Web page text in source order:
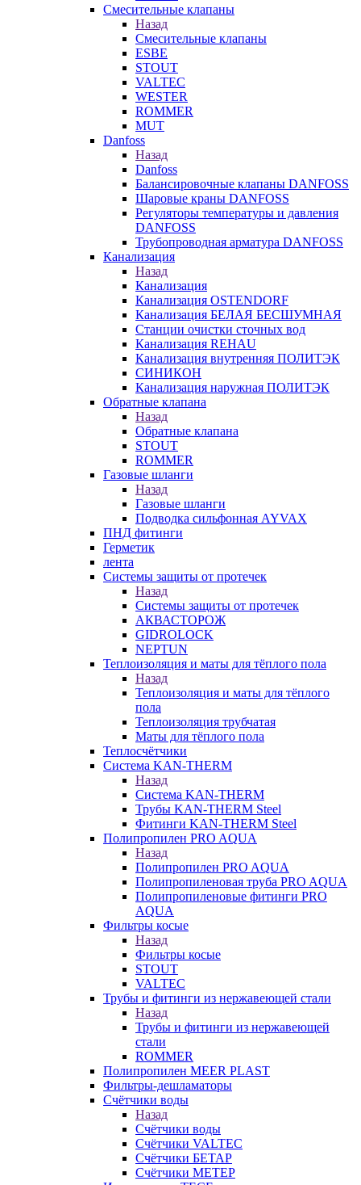
Смесительные клапаны
Назад
Смесительные клапаны
ESBE
STOUT
VALTEC
WESTER
ROMMER
MUT
Danfoss
Назад
Danfoss
Балансировочные клапаны DANFOSS
Шаровые краны DANFOSS
Регуляторы температуры и давления
DANFOSS
Трубопроводная арматура DANFOSS
Канализация
Назад
Канализация
Канализация OSTENDORF
Канализация БЕЛАЯ БЕСШУМНАЯ
Станции очистки сточных вод
Канализация REHAU
Канализация внутренняя ПОЛИТЭК
СИНИКОН
Канализация наружная ПОЛИТЭК
Обратные клапана
Назад
Обратные клапана
STOUT
ROMMER
Газовые шланги
Назад
Газовые шланги
Подводка сильфонная AYVAX
ПНД фитинги
Герметик
лента
Системы защиты от протечек
Назад
Системы защиты от протечек
АКВАСТОРОЖ
GIDROLOCK
NEPTUN
Теплоизоляция и маты для тёплого пола
Назад
Теплоизоляция и маты для тёплого
пола
Теплоизоляция трубчатая
Маты для тёплого пола
Теплосчётчики
Система KAN-THERM
Назад
Система KAN-THERM
Трубы KAN-THERM Steel
Фитинги KAN-THERM Steel
Полипропилен PRO AQUA
Назад
Полипропилен PRO AQUA
Полипропиленовая труба PRO AQUA
Полипропиленовые фитинги PRO
AQUA
Фильтры косые
Назад
Фильтры косые
STOUT
VALTEC
Трубы и фитинги из нержавеющей стали
Назад
Трубы и фитинги из нержавеющей
стали
ROMMER
Полипропилен MEER PLAST
Фильтры-дешламаторы
Счётчики воды
Назад
Счётчики воды
Счётчики VALTEC
Счётчики БЕТАР
Счётчики МЕТЕР